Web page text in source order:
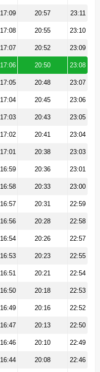
17:09 20:57 23:11
17:08 20:55 23:10
17:07 20:52 23:09
17:06 20:50 23:08
17:05 20:48 23:07
17:04 20:45 23:06
17:03 20:43 23:05
17:02 20:41 23:04
17:01 20:38 23:03
16:59 20:36 23:01
16:58 20:33 23:00
16:57 20:31 22:59
16:56 20:28 22:58
16:54 20:26 22:57
16:53 20:23 22:55
16:51 20:21 22:54
16:50 20:18 22:53
16:49 20:16 22:52
16:47 20:13 22:50
16:46 20:10 22:49
16:44 20:08 22:46